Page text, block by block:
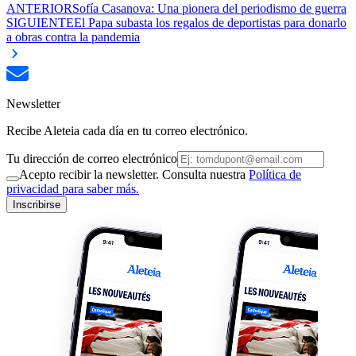
ANTERIORSofía Casanova: Una pionera del periodismo de guerra
SIGUIENTEEl Papa subasta los regalos de deportistas para donarlo
a obras contra la pandemia
Newsletter
Recibe Aleteia cada día en tu correo electrónico.
Tu dirección de correo electrónico
Acepto recibir la newsletter. Consulta nuestra Política de
privacidad para saber más.
Inscribirse